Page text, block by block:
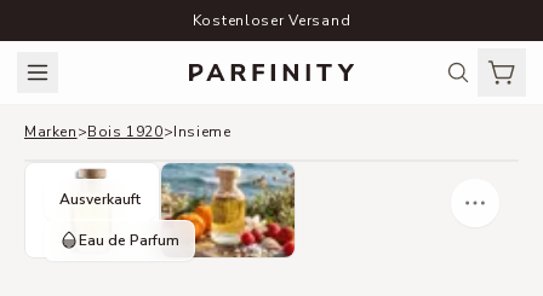
Kostenloser Versand
Marken>Bois 1920>Insieme
Ausverkauft
Eau de Parfum